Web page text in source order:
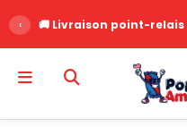
‹ 🚚 Livraison point-